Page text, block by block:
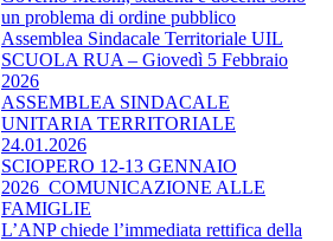
un problema di ordine pubblico
Assemblea Sindacale Territoriale UIL
SCUOLA RUA – Giovedì 5 Febbraio
2026
ASSEMBLEA SINDACALE
UNITARIA TERRITORIALE
24.01.2026
SCIOPERO 12-13 GENNAIO
2026_COMUNICAZIONE ALLE
FAMIGLIE
L’ANP chiede l’immediata rettifica della